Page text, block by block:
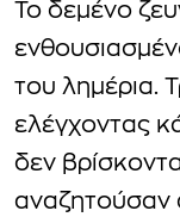
Το δεμένο
του λημέρια.
ελέγχοντας
δεν
αναζητούσαν